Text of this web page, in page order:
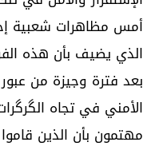
أمس مظاهرات شعبية
الذي يضيف بأن هذه
بعد فترة وجيزة من
الأمني في تجاه
مهتمون بأن الذين